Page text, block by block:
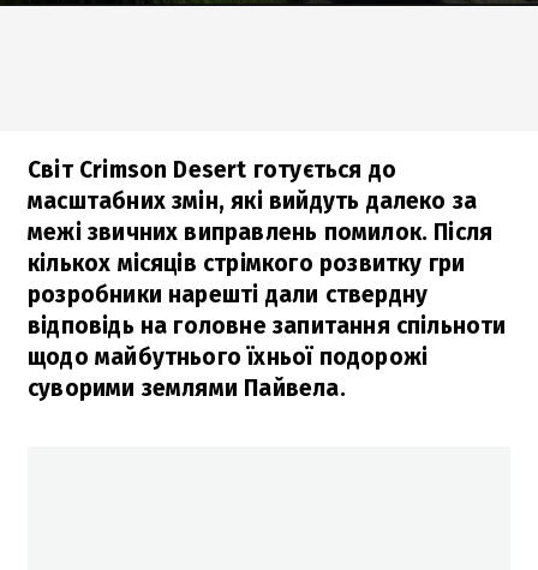
Світ Crimson Desert готується до
масштабних змін, які вийдуть далеко за
межі звичних виправлень помилок. Після
кількох місяців стрімкого розвитку гри
розробники нарешті дали ствердну
відповідь на головне запитання спільноти
щодо майбутнього їхньої подорожі
суворими землями Пайвела.